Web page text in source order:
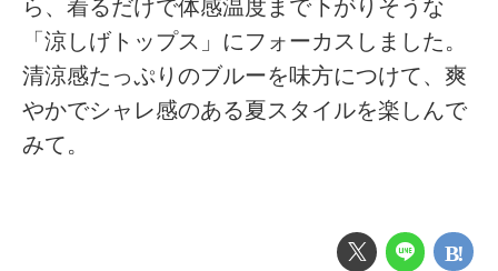
ら、着るだけで体感温度まで下がりそうな
「涼しげトップス」にフォーカスしました。
清涼感たっぷりのブルーを味方につけて、爽
やかでシャレ感のある夏スタイルを楽しんで
みて。